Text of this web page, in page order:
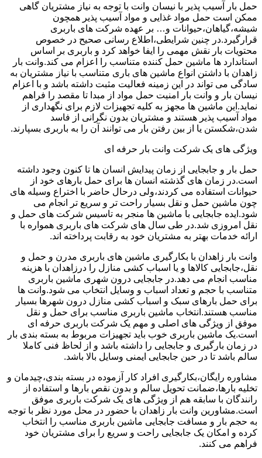
حمل بار آسیب پذیر با نیسان وانت با توجه به نیاز مشتریان گاهی
ممکن است حمل مواد غذایی و مواد آسیب پذیر همچون
شیشه،گیاهان،حیوانات و… بر عهده شرکت های باربری
قرارگیرد.در چنین شرایطی،اطلاع رسانی صحیح در خصوص
محتویات بار نقش مهمی را ایفا خواهد کرد و باربری بر اساس
استاندارد ها ماشین حمل کننده متناسب را اعزام می کند.وانت بار
زاهدان با داشتن انواع ماشین های باری متناسب با نیاز مشتریان به
سادگی می تواند در این زمینه فعالیت مثبت داشته باشد و با اعزام
نیسان بار و وانت بار امنیت حمل مواد از مبدا تا مقصد را فراهم
نماید.این ماشین ها مجهز به کلیه تجهیزات لازم برای نگهداری از
مواد آسیب پذیر هستند و مشتریان بدون نگرانی از فاسد
شدن،شکستن یا از بین رفتن بار می توانند آن را به باربری بسپارند.
ویژگی های یک شرکت وانت بار حرفه ای
حمل بار و جابجایی از زمان پیدایش انسان ها تا کنون وجود داشته
است.در زمان های گذشته انسان ها برای حمل بارهای خود از
حیوانات استفاده می کردند،ولی درحال حاضر با اختراع وسیله های
چون ماشین حمل و نقل بسیار راحت تر و سریع تر انجام می
شود.ایده جابجایی با ماشین ها منجر به تاسیس شرکت های حمل و
نقل امروزی شد.در طی سال های شرکت های باربری همواره با
ارائه خدمات بهتر به مشتریان خود به رقابت پرداخته اند.
وانت بار زاهدان با بکارگیری ماشین های باربری مدرن و حمل و
نقل،جابجایی کالاها و یا اسباب کشی منازل را درزاهدان با هزینه
مناسب انجام می دهد.در جابجایی درون شهری ماشین باربری
متناسب با حجم و تعداد اسباب و وسایل انتخاب می شود.وانت ها
برای حمل بارهای سبک و اسباب کشی منازل درون شهرها بسیار
مناسب هستند.انتخاب ماشین باربری مناسب برای حمل و نقل
موفق از ویژگی های اصلی و مهم یک شرکت باربری حرفه ای
است.یک ماشین باربری خوب باید تجهیزات مربوط به بسته بندی بار
در زمان بارگیری و جابجایی را داشته باشد و از لحاظ فنی کاملا
سالم باشد تا در حین جابجایی ایمنی وسایل بالا باشد.
مشاوره رایگان،بکارگیری افراد کار آزموده در بسته بندی،چیدمان و
تخلیه بارها،ضمانت تحویل سالم و بدون نقص بارها و استفاده از
رانندگان با سابقه هم از ویژگی های یک شرکت باربری موفق
است.مشاورین وانت بار زاهدان با حضور در محل مورد نظر با توجه
به حجم بار و مسافت جابجایی ماشین باربری مناسب را انتخاب
کرده و امکان یک جابجایی راحت و سریع را برای مشتریان خود
فراهم می کنند.